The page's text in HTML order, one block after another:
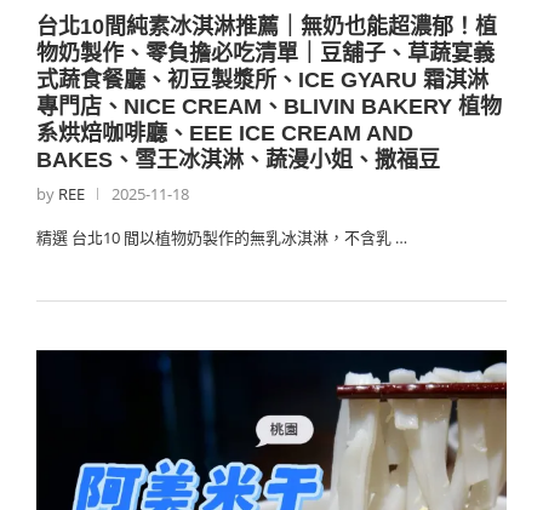
台北10間純素冰淇淋推薦｜無奶也能超濃郁！植
物奶製作、零負擔必吃清單｜豆舖子、草蔬宴義
式蔬食餐廳、初豆製漿所、ICE GYARU 霜淇淋
專門店、NICE CREAM、BLIVIN BAKERY 植物
系烘焙咖啡廳、EEE ICE CREAM AND
BAKES、雪王冰淇淋、蔬漫小姐、撒福豆
by REE
2025-11-18
精選 台北10 間以植物奶製作的無乳冰淇淋，不含乳 …